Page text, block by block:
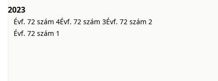
2023
Évf. 72 szám 4Évf. 72 szám 3Évf. 72 szám 2
Évf. 72 szám 1